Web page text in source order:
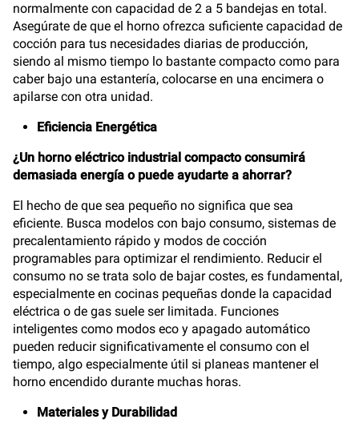
normalmente con capacidad de 2 a 5 bandejas en total.
Asegúrate de que el horno ofrezca suficiente capacidad de
cocción para tus necesidades diarias de producción,
siendo al mismo tiempo lo bastante compacto como para
caber bajo una estantería, colocarse en una encimera o
apilarse con otra unidad.
Eficiencia Energética
¿Un horno eléctrico industrial compacto consumirá
demasiada energía o puede ayudarte a ahorrar?
El hecho de que sea pequeño no significa que sea
eficiente. Busca modelos con bajo consumo, sistemas de
precalentamiento rápido y modos de cocción
programables para optimizar el rendimiento. Reducir el
consumo no se trata solo de bajar costes, es fundamental,
especialmente en cocinas pequeñas donde la capacidad
eléctrica o de gas suele ser limitada. Funciones
inteligentes como modos eco y apagado automático
pueden reducir significativamente el consumo con el
tiempo, algo especialmente útil si planeas mantener el
horno encendido durante muchas horas.
Materiales y Durabilidad